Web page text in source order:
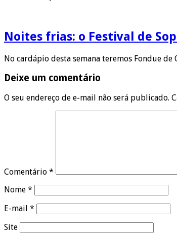
Noites frias: o Festival de
No cardápio desta semana teremos Fondue
Deixe um comentário
O seu endereço de e-mail não será publicado.
Comentário *
Nome *
E-mail *
Site